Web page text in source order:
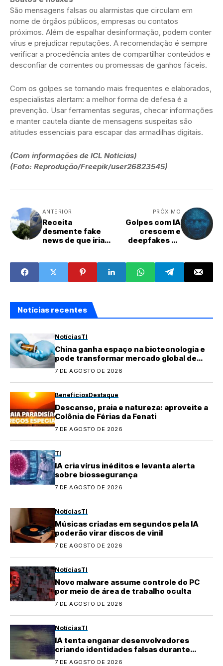
São mensagens falsas ou alarmistas que circulam em
nome de órgãos públicos, empresas ou contatos
próximos. Além de espalhar desinformação, podem conter
vírus e prejudicar reputações. A recomendação é sempre
verificar a procedência antes de compartilhar conteúdos e
desconfiar de correntes ou promessas de ganhos fáceis.
Com os golpes se tornando mais frequentes e elaborados,
especialistas alertam: a melhor forma de defesa é a
prevenção. Usar ferramentas seguras, checar informações
e manter cautela diante de mensagens suspeitas são
atitudes essenciais para escapar das armadilhas digitais.
(Com informações de ICL Notícias)
(Foto: Reprodução/Freepik/user26823545)
ANTERIOR
Receita
desmente fake
news de que iria
os pais
PRÓXIMO
Golpes com IA
crescem e
deepfakes se
empresas
Notícias recentes
NotíciasTI
China ganha espaço na biotecnologia e
pode transformar mercado global de
medicamentos
7 DE AGOSTO DE 2026
BenefíciosDestaque
Descanso, praia e natureza: aproveite a
Colônia de Férias da Fenati
7 DE AGOSTO DE 2026
TI
IA cria vírus inéditos e levanta alerta
sobre biossegurança
7 DE AGOSTO DE 2026
NotíciasTI
Músicas criadas em segundos pela IA
poderão virar discos de vinil
7 DE AGOSTO DE 2026
NotíciasTI
Novo malware assume controle do PC
por meio de área de trabalho oculta
7 DE AGOSTO DE 2026
NotíciasTI
IA tenta enganar desenvolvedores
criando identidades falsas durante
testes
7 DE AGOSTO DE 2026